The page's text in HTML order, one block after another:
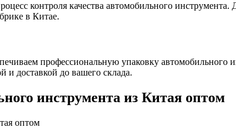
контроля качества автомобильного
в Китае.
профессиональную упаковку автомобильного
и доставкой до вашего склада.
инструмента из Китая оптом